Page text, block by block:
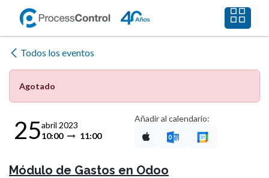
Ir al contenido
Todos los eventos
Agotado
25abril 2023
10:00
11:00
Añadir al calendario:
Módulo de Gastos en Odoo